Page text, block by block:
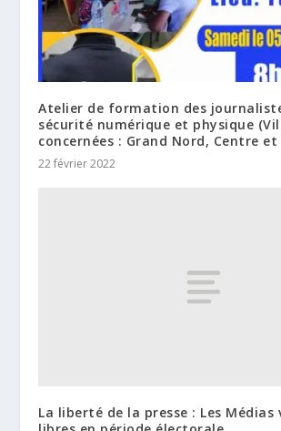
Atelier de formation des
sécurité numérique et physique
concernées : Grand Nord, Centre et
22 février 2022
La liberté de la presse : Les